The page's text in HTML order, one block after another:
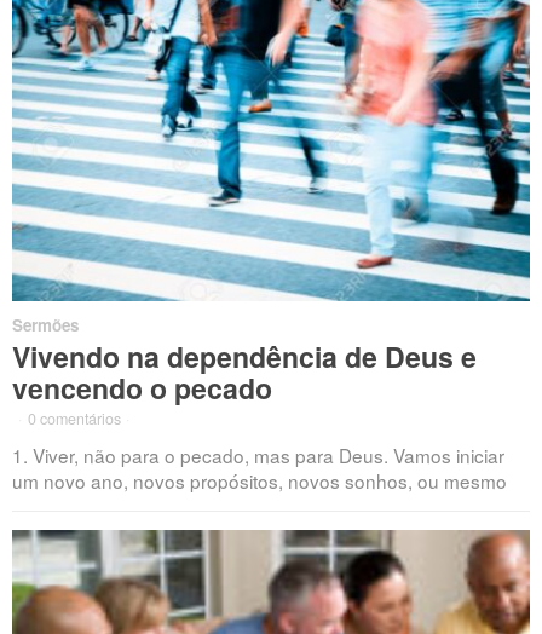
Sermões
Vivendo na dependência de Deus e
vencendo o pecado
0 comentários
1. Viver, não para o pecado, mas para Deus. Vamos iniciar
um novo ano, novos propósitos, novos sonhos, ou mesmo